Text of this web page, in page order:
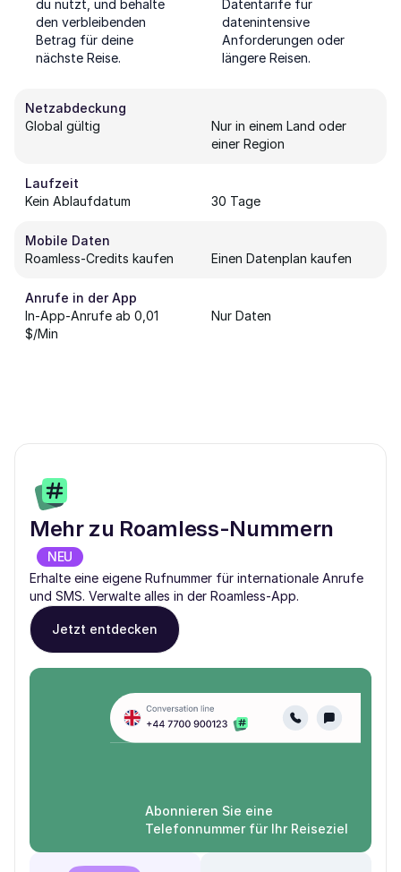
du nutzt, und behalte
den verbleibenden
Betrag für deine
nächste Reise.
Datentarife für
datenintensive
Anforderungen oder
längere Reisen.
Netzabdeckung
Global gültig
Nur in einem Land oder
einer Region
Laufzeit
Kein Ablaufdatum
30 Tage
Mobile Daten
Roamless-Credits kaufen
Einen Datenplan kaufen
Anrufe in der App
In-App-Anrufe ab 0,01
$/Min
Nur Daten
Mehr zu Roamless-Nummern
NEU
Erhalte eine eigene Rufnummer für internationale Anrufe
und SMS. Verwalte alles in der Roamless-App.
Jetzt entdecken
Abonnieren Sie eine
Telefonnummer für Ihr Reiseziel